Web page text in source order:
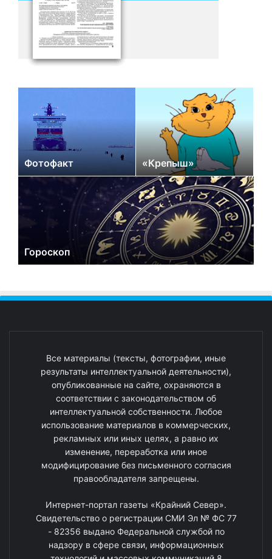
Фотофакт «Крепыш»
Гороскоп
Все материалы (тексты, фотографии, иные
результаты интеллектуальной деятельности),
опубликованные на сайте, охраняются в
соответствии с законодательством об
интеллектуальной собственности. Любое
использование материалов в коммерческих,
рекламных или иных целях, а равно их
изменение, переработка или иное
модифицирование без письменного согласия
правообладателя запрещены.
Интернет-портал газеты «Крайний Север».
Свидетельство о регистрации СМИ Эл № ФС 77
- 82356 выдано Федеральной службой по
надзору в сфере связи, информационных